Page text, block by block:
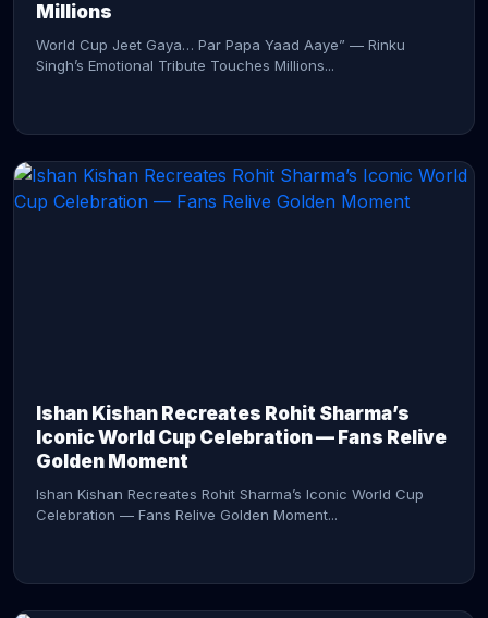
Millions
World Cup Jeet Gaya… Par Papa Yaad Aaye” — Rinku
Singh’s Emotional Tribute Touches Millions...
Ishan Kishan Recreates Rohit Sharma’s
Iconic World Cup Celebration — Fans Relive
Golden Moment
Ishan Kishan Recreates Rohit Sharma’s Iconic World Cup
Celebration — Fans Relive Golden Moment...